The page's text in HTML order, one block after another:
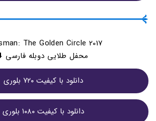
The Golden Circle 2017
محفل طلایی دوبله فارسی
دانلود با کیفیت ۷۲۰ بلوری
دانلود با کیفیت ۱۰۸۰ بلوری